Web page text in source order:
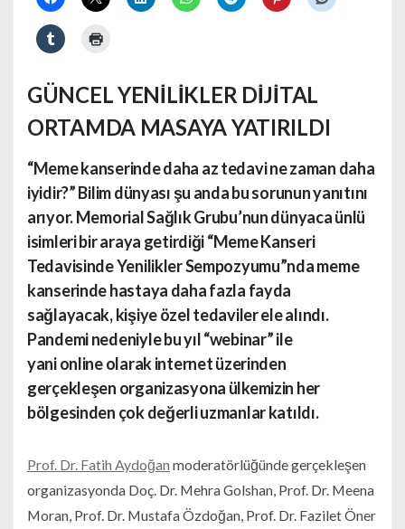
GÜNCEL YENİLİKLER DİJİTAL
ORTAMDA MASAYA YATIRILDI
“Meme kanserinde daha az tedavi ne zaman daha
iyidir?” Bilim dünyası şu anda bu sorunun yanıtını
arıyor. Memorial Sağlık Grubu’nun dünyaca ünlü
isimleri bir araya getirdiği “Meme Kanseri
Tedavisinde Yenilikler Sempozyumu”nda meme
kanserinde hastaya daha fazla fayda
sağlayacak, kişiye özeltedavilerele alındı.
Pandemi nedeniyle bu yıl “webinar” ile
yani online olarak internet üzerinden
gerçekleşen organizasyona ülkemizin her
bölgesinden çok değerli uzmanlar katıldı.
Prof. Dr. Fatih Aydoğan moderatörlüğünde gerçekleşen
organizasyonda Doç. Dr. Mehra Golshan, Prof. Dr. Meena
Moran, Prof. Dr. Mustafa Özdoğan, Prof. Dr. Fazilet Öner